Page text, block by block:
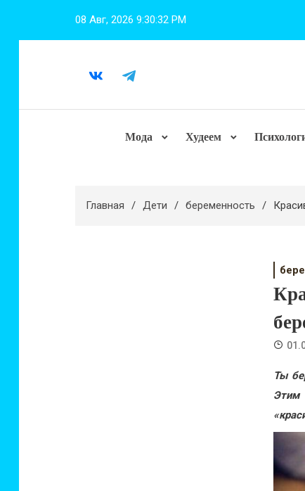
08 Авг, 2026 9:30:33 PM
Мода Худеем
Главная Дети беременность
Ты
Этим